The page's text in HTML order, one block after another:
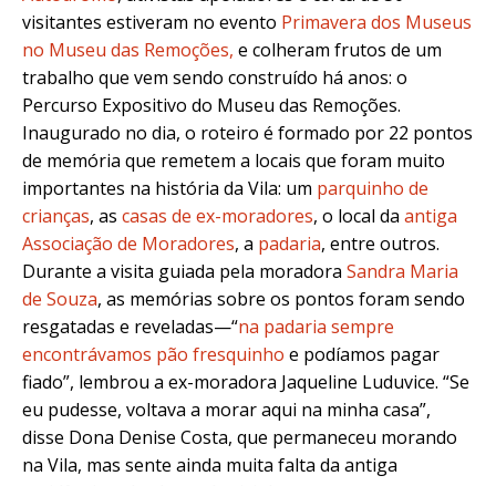
visitantes estiveram no evento Primavera dos Museus
no Museu das Remoções, e colheram frutos de um
trabalho que vem sendo construído há anos: o
Percurso Expositivo do Museu das Remoções.
Inaugurado no dia, o roteiro é formado por 22 pontos
de memória que remetem a locais que foram muito
importantes na história da Vila: um parquinho de
crianças, as casas de ex-moradores, o local da antiga
Associação de Moradores, a padaria, entre outros.
Durante a visita guiada pela moradora Sandra Maria
de Souza, as memórias sobre os pontos foram sendo
resgatadas e reveladas—“na padaria sempre
encontrávamos pão fresquinho e podíamos pagar
fiado”, lembrou a ex-moradora Jaqueline Luduvice. “Se
eu pudesse, voltava a morar aqui na minha casa”,
disse Dona Denise Costa, que permaneceu morando
na Vila, mas sente ainda muita falta da antiga